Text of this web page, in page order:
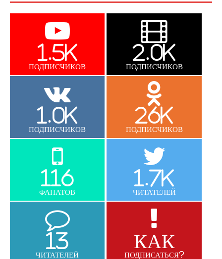
1.5K
ПОДПИСЧИКОВ
2.0K
ПОДПИСЧИКОВ
1.0K
ПОДПИСЧИКОВ
26K
ПОДПИСЧИКОВ
116
ФАНАТОВ
1.7K
ЧИТАТЕЛЕЙ
13
ЧИТАТЕЛЕЙ
КАК
ПОДПИСАТЬСЯ?